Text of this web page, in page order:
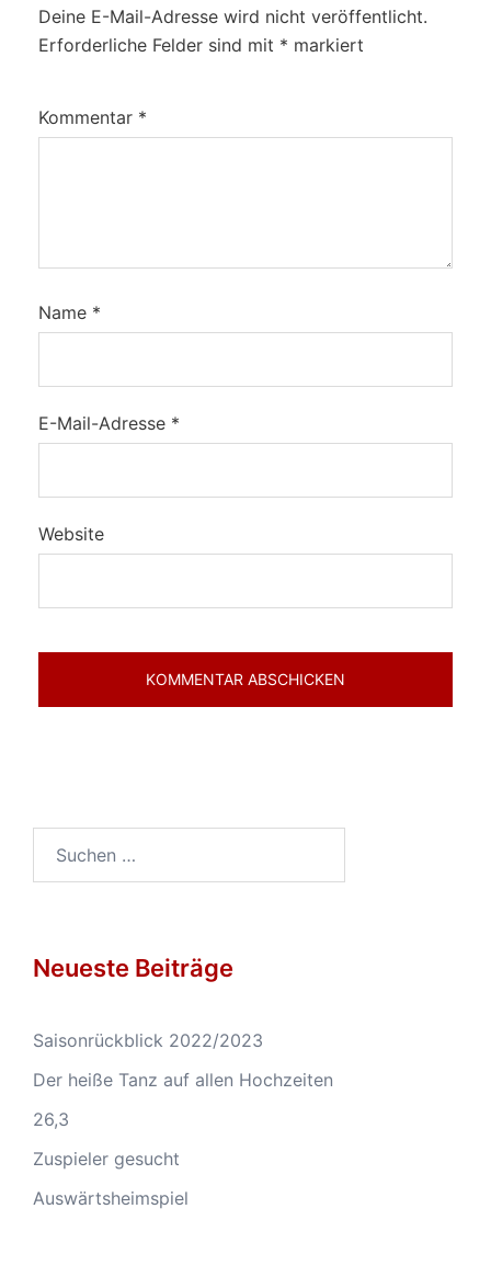
Deine E-Mail-Adresse wird nicht veröffentlicht.
Erforderliche Felder sind mit * markiert
Kommentar *
Name *
E-Mail-Adresse *
Website
Neueste Beiträge
Saisonrückblick 2022/2023
Der heiße Tanz auf allen Hochzeiten
26,3
Zuspieler gesucht
Auswärtsheimspiel